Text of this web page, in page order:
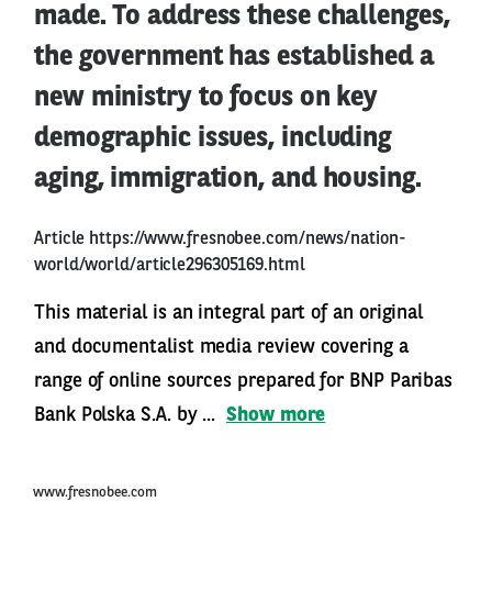
made. To address these challenges,
the government has established a
new ministry to focus on key
demographic issues, including
aging, immigration, and housing.
Article https://www.fresnobee.com/news/nation-
world/world/article296305169.html
This material is an integral part of an original
and documentalist media review covering a
range of online sources prepared for BNP Paribas
Bank Polska S.A. by ... Show more
www.fresnobee.com